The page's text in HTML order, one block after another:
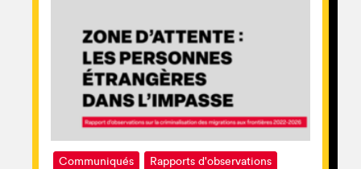
Communiqués Rapports d'observations